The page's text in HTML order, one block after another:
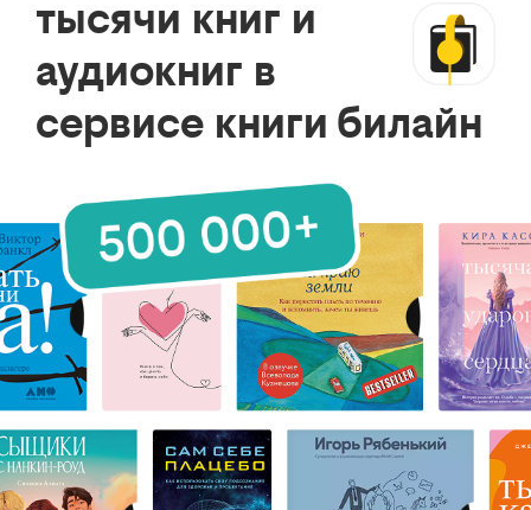
тысячи книг и
аудиокниг в
сервисе книги билайн